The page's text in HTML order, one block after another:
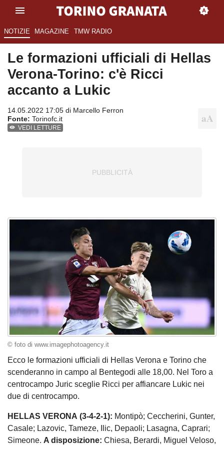
NOTIZIE MAGAZINE TMW RADIO
Le formazioni ufficiali di Hellas
Verona-Torino: c'è Ricci
accanto a Lukic
14.05.2022 17:05 di Marcello Ferron
Fonte: Torinofc.it
VEDI LETTURE
© foto di www.imagephotoagency.it
Ecco le formazioni ufficiali di Hellas Verona e Torino che
scenderanno in campo al Bentegodi alle 18,00. Nel Toro a
centrocampo Juric sceglie Ricci per affiancare Lukic nei
due di centrocampo.
HELLAS VERONA (3-4-2-1): Montipò; Ceccherini, Gunter,
Casale; Lazovic, Tameze, Ilic, Depaoli; Lasagna, Caprari;
Simeone. A disposizione: Chiesa, Berardi, Miguel Veloso,